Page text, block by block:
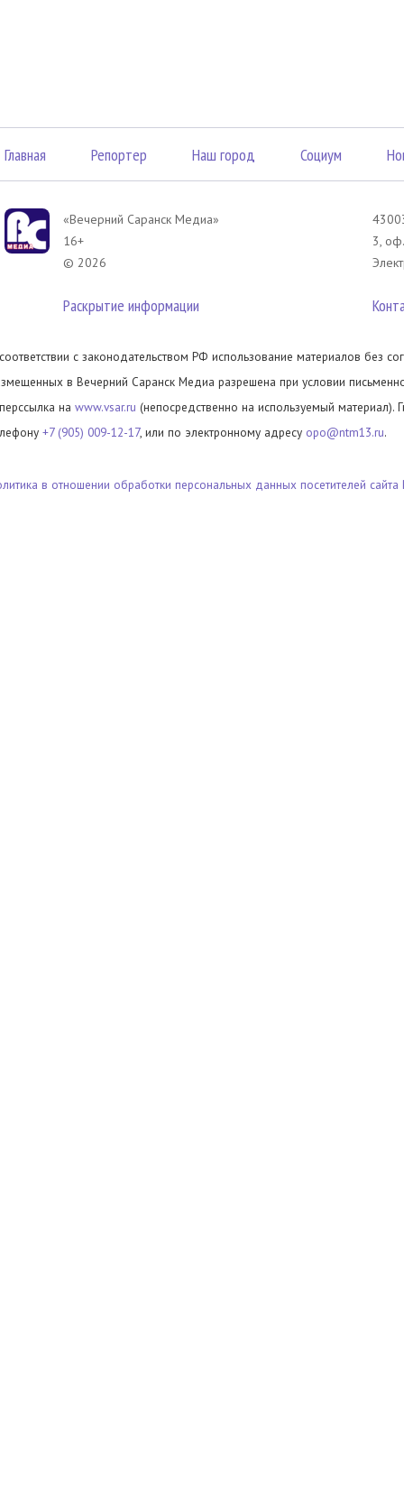
Главная Репортер Наш город Социум
«Вечерний Саранск Mедиа»
16+
© 2026
Раскрытие информации
3,
с законодательством РФ использование материалов без
в Вечерний Саранск Медиа разрешена при условии
на www.vsar.ru (непосредственно на используемый материал).
+7 (905) 009-12-17, или по электронному адресу opo@ntm13.ru.
в отношении обработки персональных данных посетителей